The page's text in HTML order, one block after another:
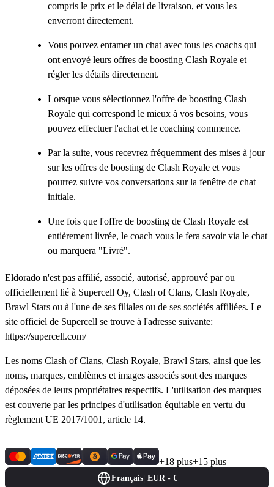
compris le prix et le délai de livraison, et vous les
enverront directement.
Vous pouvez entamer un chat avec tous les coachs qui
ont envoyé leurs offres de boosting Clash Royale et
régler les détails directement.
Lorsque vous sélectionnez l'offre de boosting Clash
Royale qui correspond le mieux à vos besoins, vous
pouvez effectuer l'achat et le coaching commence.
Par la suite, vous recevrez fréquemment des mises à jour
sur les offres de boosting de Clash Royale et vous
pourrez suivre vos conversations sur la fenêtre de chat
initiale.
Une fois que l'offre de boosting de Clash Royale est
entièrement livrée, le coach vous le fera savoir via le chat
ou marquera "Livré".
Eldorado n'est pas affilié, associé, autorisé, approuvé par ou
officiellement lié à Supercell Oy, Clash of Clans, Clash Royale,
Brawl Stars ou à l'une de ses filiales ou de ses sociétés affiliées. Le
site officiel de Supercell se trouve à l'adresse suivante:
https://supercell.com/
Les noms Clash of Clans, Clash Royale, Brawl Stars, ainsi que les
noms, marques, emblèmes et images associés sont des marques
déposées de leurs propriétaires respectifs. L'utilisation des marques
est couverte par les principes d'utilisation équitable en vertu du
règlement UE 2017/1001, article 14.
+18 plus+15 plus
Français EUR - €